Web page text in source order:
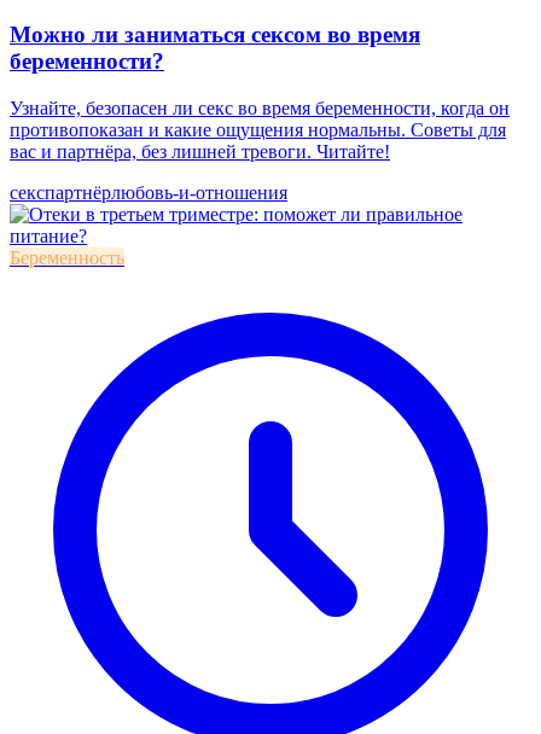
Можно ли заниматься сексом во время
беременности?
Узнайте, безопасен ли секс во время беременности, когда он
противопоказан и какие ощущения нормальны. Советы для
вас и партнёра, без лишней тревоги. Читайте!
секспартнёрлюбовь-и-отношения
Беременность